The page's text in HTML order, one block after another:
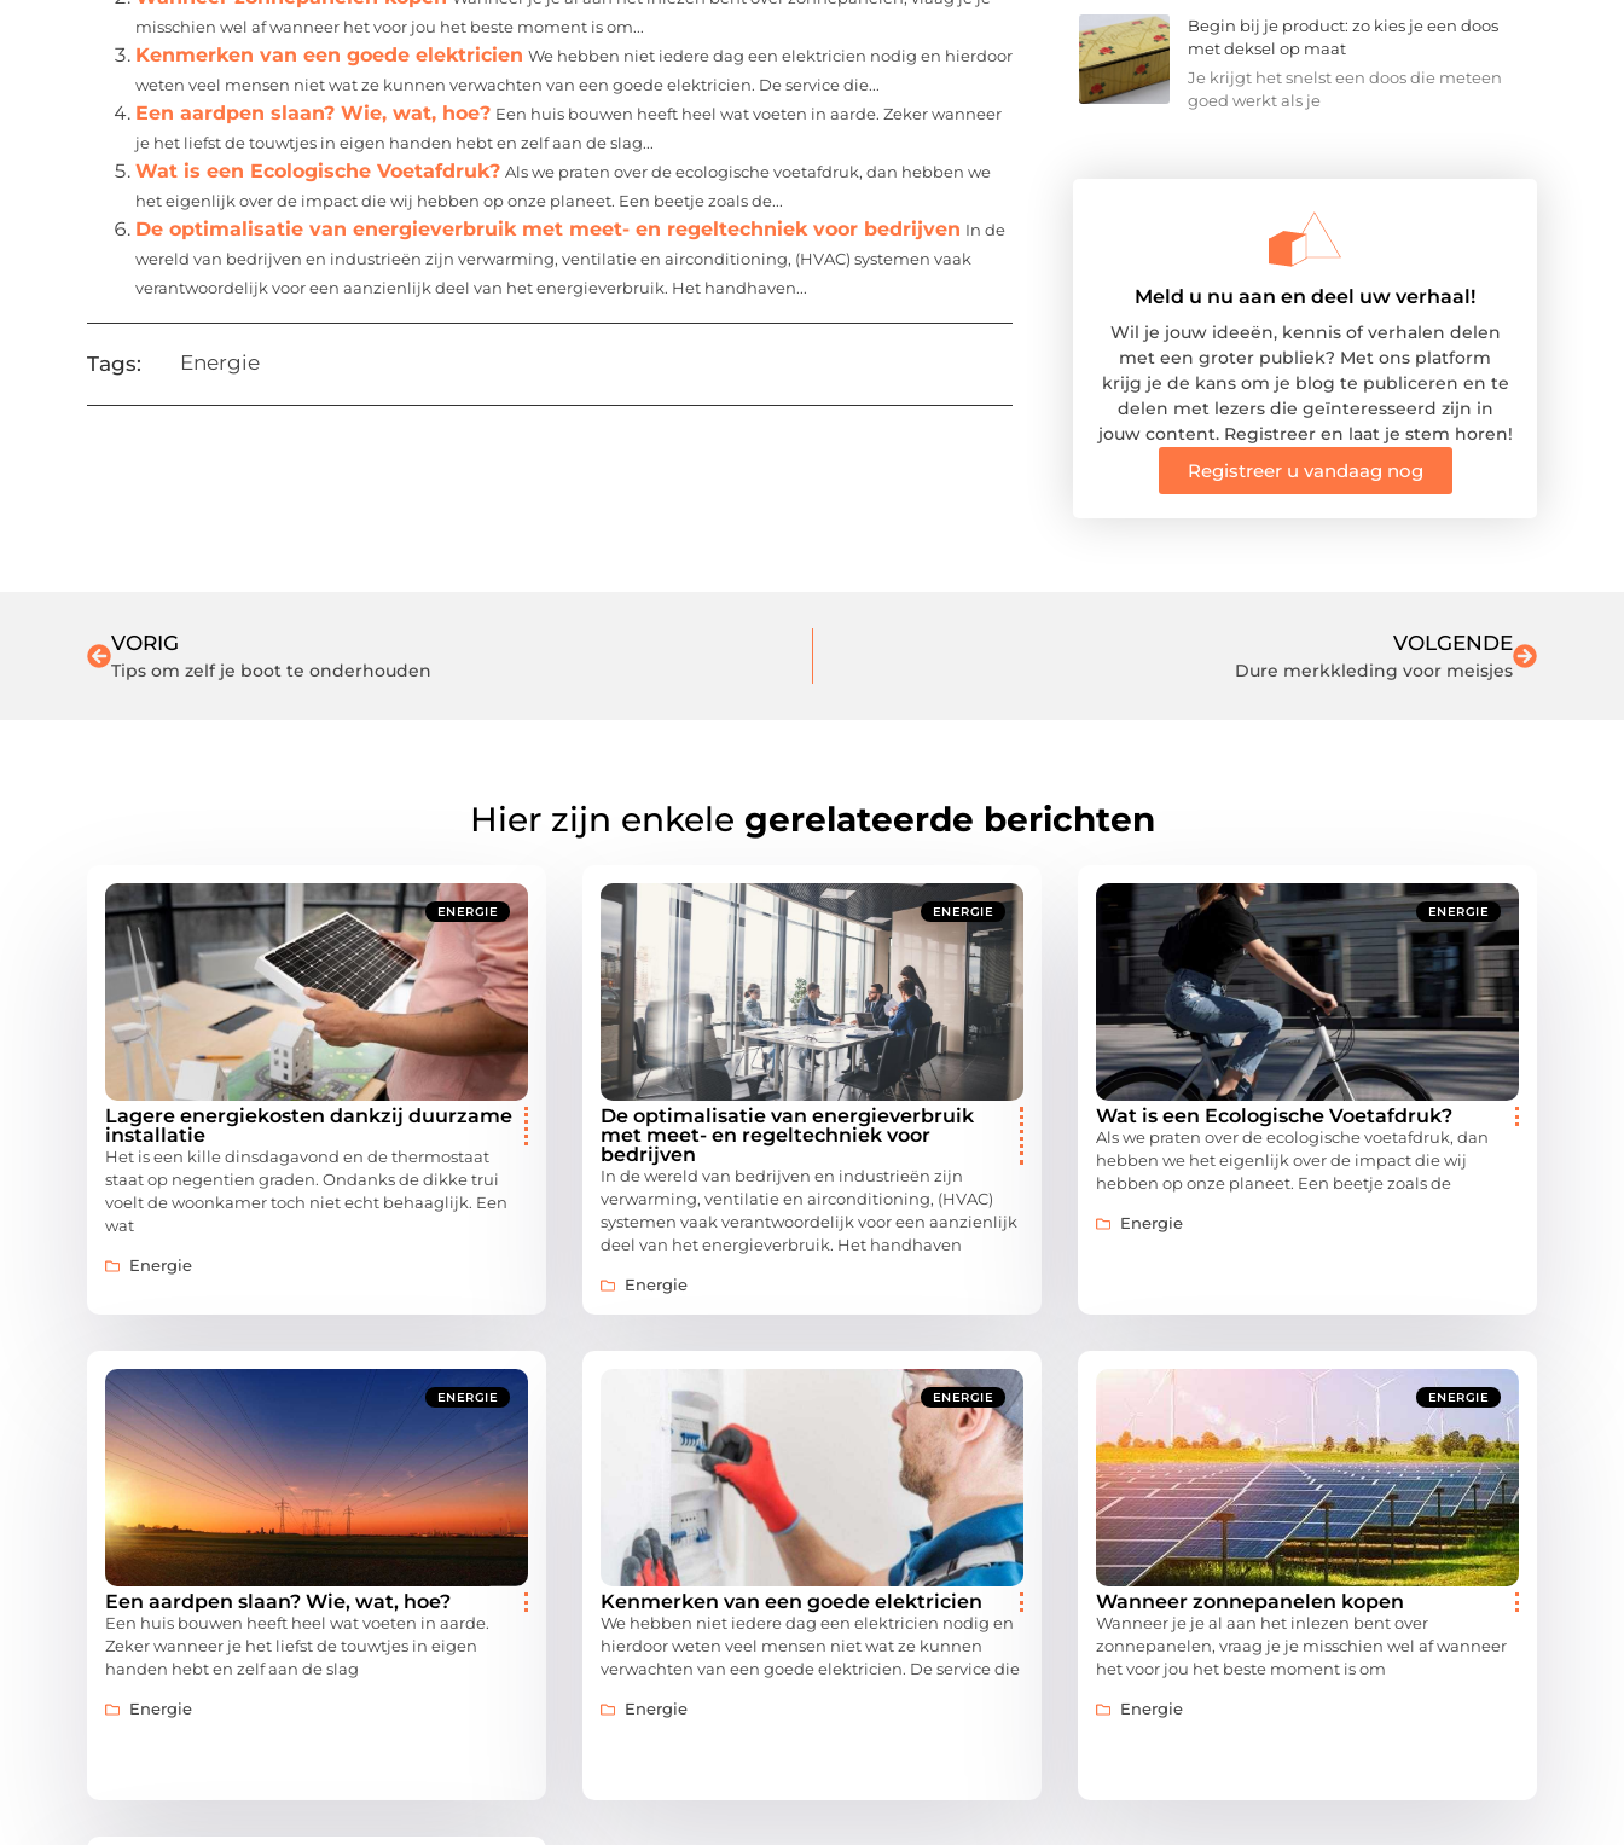
misschien wel af wanneer het voor jou het beste moment is om...
Kenmerken van een goede elektricien We hebben niet iedere dag een elektricien nodig en hierdoor
weten veel mensen niet wat ze kunnen verwachten van een goede elektricien. De service die...
Een aardpen slaan? Wie, wat, hoe? Een huis bouwen heeft heel wat voeten in aarde. Zeker wanneer
je het liefst de touwtjes in eigen handen hebt en zelf aan de slag...
Wat is een Ecologische Voetafdruk? Als we praten over de ecologische voetafdruk, dan hebben we
het eigenlijk over de impact die wij hebben op onze planeet. Een beetje zoals de...
De optimalisatie van energieverbruik met meet- en regeltechniek voor bedrijven In de
wereld van bedrijven en industrieën zijn verwarming, ventilatie en airconditioning, (HVAC) systemen vaak
verantwoordelijk voor een aanzienlijk deel van het energieverbruik. Het handhaven...
Tags: Energie
Begin bij je product: zo kies je een doos
met deksel op maat
Je krijgt het snelst een doos die meteen
goed werkt als je
Meld u nu aan en deel uw verhaal!
Wil je jouw ideeën, kennis of verhalen delen
met een groter publiek? Met ons platform
krijg je de kans om je blog te publiceren en te
delen met lezers die geïnteresseerd zijn in
jouw content. Registreer en laat je stem horen!
Registreer u vandaag nog
VORIG
Tips om zelf je boot te onderhouden
VOLGENDE
Dure merkkleding voor meisjes
Hier zijn enkele gerelateerde berichten
ENERGIE
Lagere energiekosten dankzij duurzame
installatie
Het is een kille dinsdagavond en de thermostaat
staat op negentien graden. Ondanks de dikke trui
voelt de woonkamer toch niet echt behaaglijk. Een
wat
Energie
ENERGIE
De optimalisatie van energieverbruik
met meet- en regeltechniek voor
bedrijven
In de wereld van bedrijven en industrieën zijn
verwarming, ventilatie en airconditioning, (HVAC)
systemen vaak verantwoordelijk voor een aanzienlijk
deel van het energieverbruik. Het handhaven
Energie
ENERGIE
Wat is een Ecologische Voetafdruk?
Als we praten over de ecologische voetafdruk, dan
hebben we het eigenlijk over de impact die wij
hebben op onze planeet. Een beetje zoals de
Energie
ENERGIE
Een aardpen slaan? Wie, wat, hoe?
Een huis bouwen heeft heel wat voeten in aarde.
Zeker wanneer je het liefst de touwtjes in eigen
handen hebt en zelf aan de slag
Energie
ENERGIE
Kenmerken van een goede elektricien
We hebben niet iedere dag een elektricien nodig en
hierdoor weten veel mensen niet wat ze kunnen
verwachten van een goede elektricien. De service die
Energie
ENERGIE
Wanneer zonnepanelen kopen
Wanneer je je al aan het inlezen bent over
zonnepanelen, vraag je je misschien wel af wanneer
het voor jou het beste moment is om
Energie